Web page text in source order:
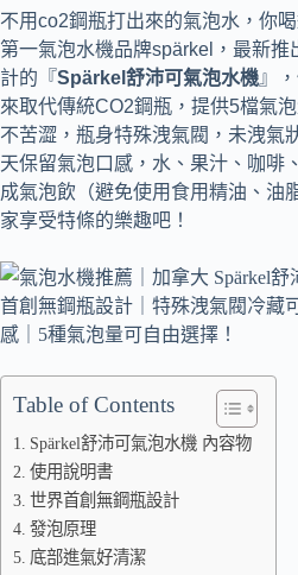
不用co2鋼瓶打出來的氣泡水，你
第一氣泡水機品牌spärkel，最新推
計的『Spärkel舒沛可氣泡水機』
來取代傳統CO2鋼瓶，提供5檔氣
不苦澀，瓶身特殊洩氣閥，未洩氣
天保留氣泡口感，水、果汁、咖啡
成氣泡飲（避免使用食用精油、油
家享受特條的樂趣吧！
Table of Contents
Spärkel舒沛可氣泡水機 內容物
使用說明書
世界首創無鋼瓶設計
發泡原理
底部進氣好清潔